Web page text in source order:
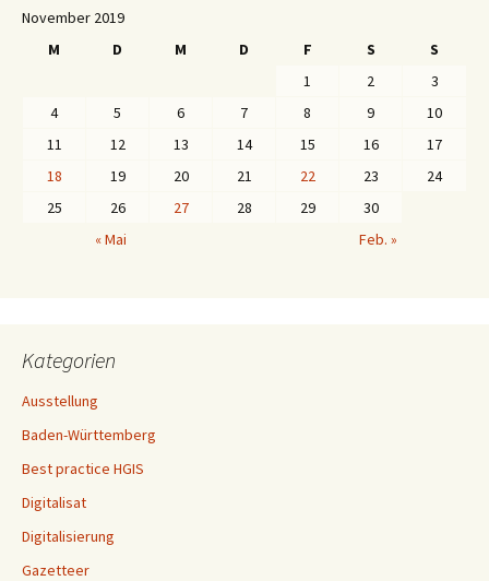
November 2019
M
D M D F S
S
1
2
3
4
5 6 7 8 9
10
11
12 13 14 15 16
17
18
19 20 21 22 23
24
25
26 27 28 29
30
« Mai
Feb. »
Kategorien
Ausstellung
Baden-Württemberg
Best practice HGIS
Digitalisat
Digitalisierung
Gazetteer